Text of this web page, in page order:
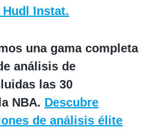
Hudl Instat.
una gama completa
análisis de
las 30
NBA. Descubre
de análisis élite